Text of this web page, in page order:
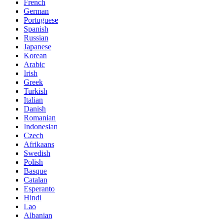
French
German
Portuguese
Spanish
Russian
Japanese
Korean
Arabic
Irish
Greek
Turkish
Italian
Danish
Romanian
Indonesian
Czech
Afrikaans
Swedish
Polish
Basque
Catalan
Esperanto
Hindi
Lao
Albanian